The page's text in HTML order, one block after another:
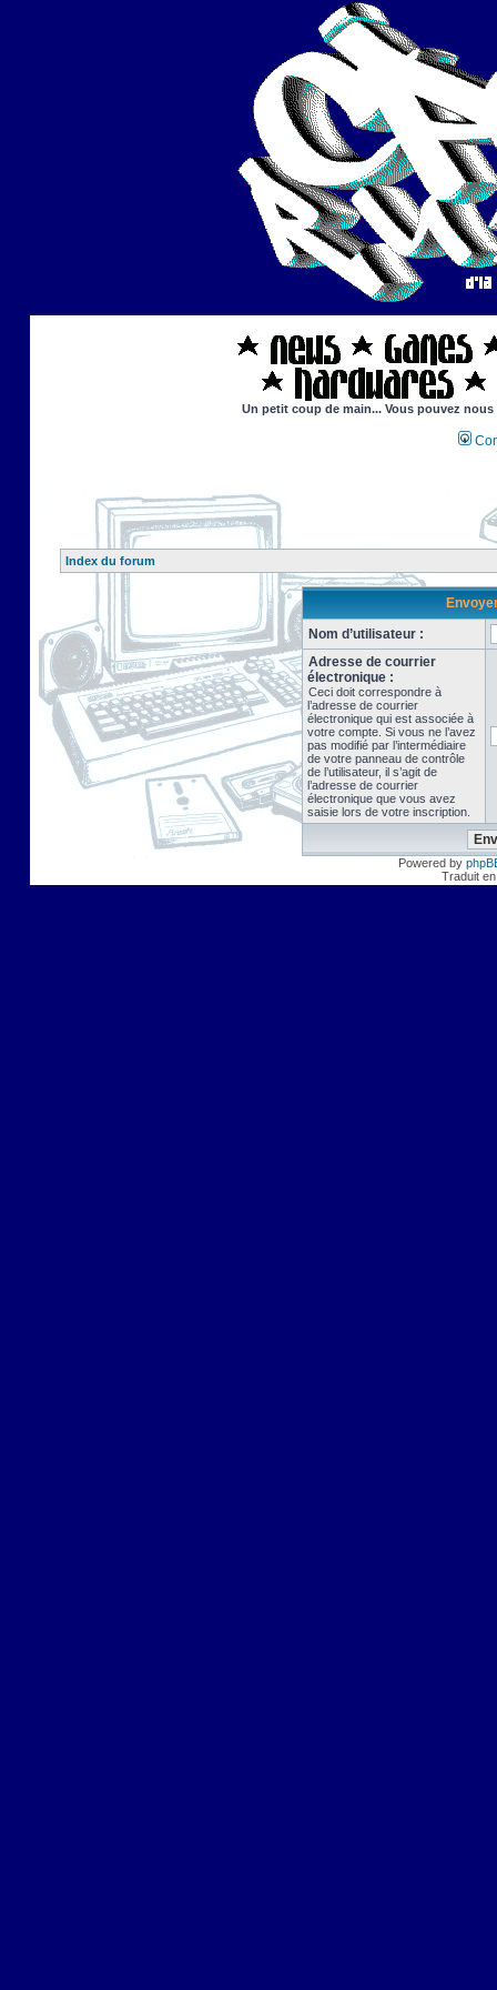
Un petit coup de main... Vous pouvez
Index du forum
Nom d’utilisateur :
Adresse de courrier
électronique :
Ceci doit correspondre à
l’adresse de courrier
électronique qui est associée à
votre compte. Si vous ne l’avez
pas modifié par l’intermédiaire
de votre panneau de contrôle
de l’utilisateur, il s’agit de
l’adresse de courrier
électronique que vous avez
saisie lors de votre inscription.
Powered by
Traduit